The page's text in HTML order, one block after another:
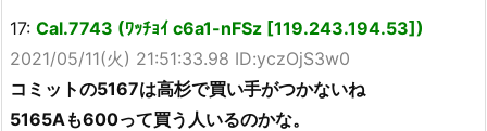
17: Cal.7743 (ﾜｯﾁｮｲ c6a1-nFSz [119.243.194.53])
2021/05/11(火) 21:51:33.98 ID:yczOjS3w0
コミットの5167は高杉で買い手がつかないね
5165Aも600って買う人いるのかな。